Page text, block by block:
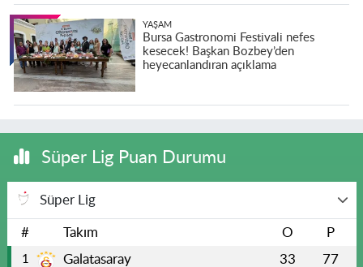
YAŞAM
Bursa Gastronomi Festivali nefes
kesecek! Başkan Bozbey’den
heyecanlandıran açıklama
Süper Lig Puan Durumu
Süper Lig
# Takım O P
1 Galatasaray 33 77